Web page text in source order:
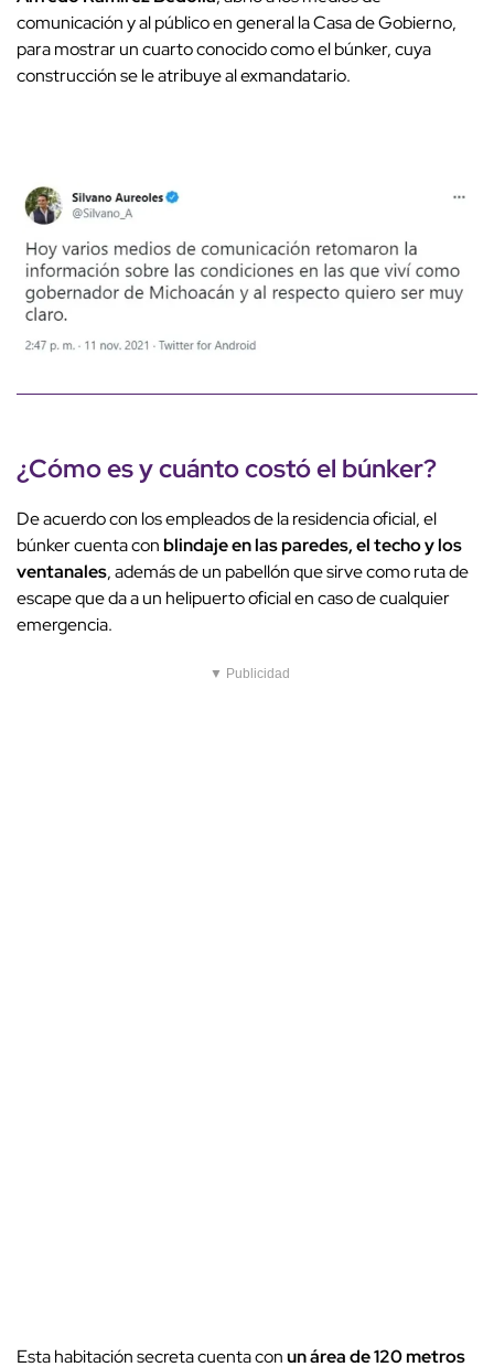
comunicación y al público en general la Casa de Gobierno,
para mostrar un cuarto conocido como el búnker, cuya
construcción se le atribuye al exmandatario.
¿Cómo es y cuánto costó el búnker?
De acuerdo con los empleados de la residencia oficial, el
búnker cuenta conblindaje en las paredes, el techo y los
ventanales, además de un pabellón que sirve como ruta de
escape que da a un helipuerto oficial en caso de cualquier
emergencia.
▼ Publicidad
Esta habitación secreta cuenta conun área de 120 metros